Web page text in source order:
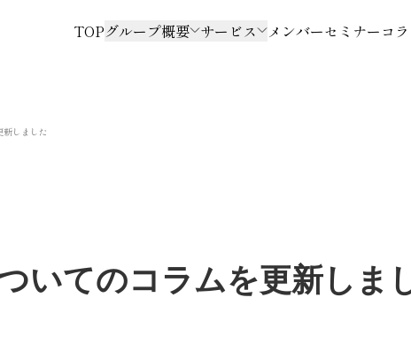
TOPグループ概要 サービス メンバーセミナー コ
新しました
いてのコラムを更新しま